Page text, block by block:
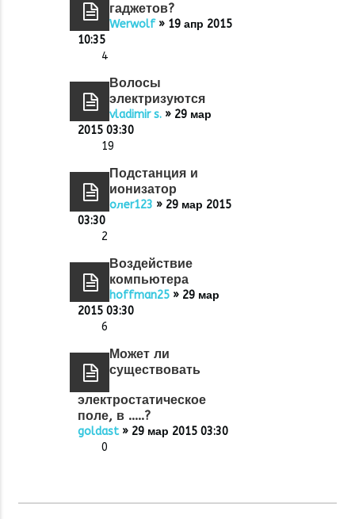
гаджетов?
Werwolf» 19 апр 2015
10:35
4
Волосы
электризуются
vladimir s. » 29 мар
2015 03:30
19
Подстанция и
ионизатор
oлer123 » 29 мар 2015
03:30
2
Воздействие
компьютера
hoffman25 » 29 мар
2015 03:30
6
Может ли
существовать
электростатическое
поле, в .....?
goldast» 29 мар 2015 03:30
0